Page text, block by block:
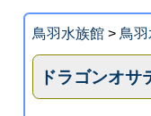
鳥羽水族館> 鳥
ドラゴンオ